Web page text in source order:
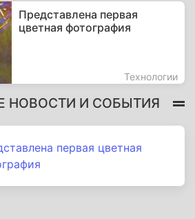
Представлена первая
цветная фотография
Технологии
НОВОСТИ И СОБЫТИЯ
первая цветная